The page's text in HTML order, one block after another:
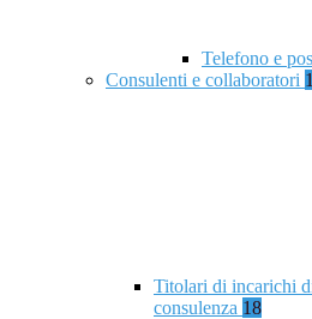
Telefono e
Consulenti e collaboratori
Titolari di incarichi
consulenza 18